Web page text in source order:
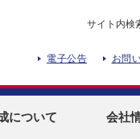
サイト内検
電子公告 お問
について 会社